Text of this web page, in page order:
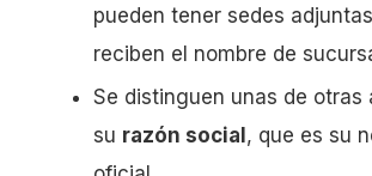
pueden tener sedes
reciben el nombre de
Se distinguen unas de otras
su razón social , que es su